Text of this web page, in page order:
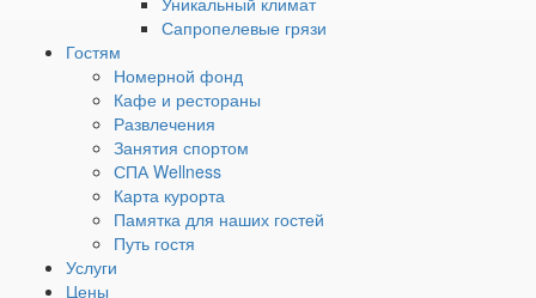
Сапропелевые грязи
Гостям
Номерной фонд
Кафе и рестораны
Развлечения
Занятия спортом
СПА Wellness
Карта курорта
Памятка для наших гостей
Путь гостя
Услуги
Цены
Чем уникальны радоновые воды санатория «Увильды»?
Радоновые воды курорта «Увильды» считаются одними из
лучших в России благодаря оптимальной концентрации
радона и отсутствию искусственного обогащения. Они
эффективны для лечения заболеваний опорно-
двигательного аппарата, сердечно-сосудистой и нервной
систем, в гинекологии и урологии. Вода добывается из
собственных скважин курорта и сохраняет все природные
свойства.
Что такое сапропелевые грязи и где их добывают для
процедур в санатории «Увильды»?